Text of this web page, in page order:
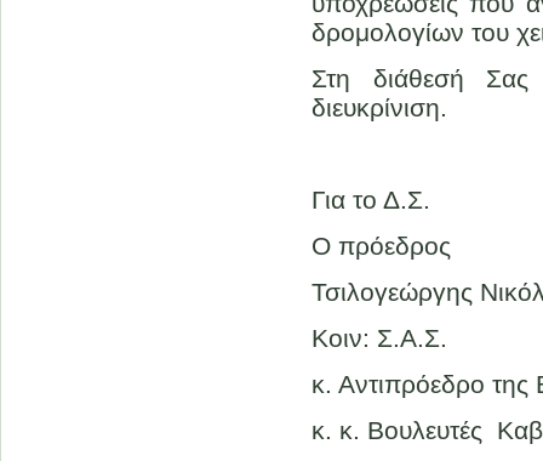
δρομολογίων του
Στη διάθεσή
διευκρίνιση.
Για το Δ.Σ.
Ο πρόεδρος
Τσιλογεώργης
Κοιν: Σ.Α.Σ.
κ. Αντιπρόεδρο της
κ. κ. Βουλευτές